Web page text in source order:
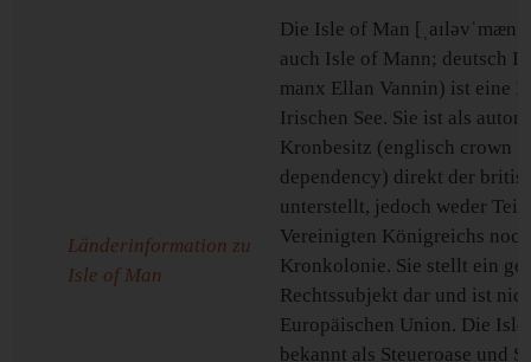
Länderinformation zu
Isle of Man
Die Isle of Man
auch Isle of Mann; deutsch
manx Ellan Vannin) ist eine
Irischen See. Sie ist als
Kronbesitz (englisch crown
dependency) direkt der
unterstellt, jedoch weder Teil
Vereinigten Königreichs
Kronkolonie. Sie stellt ein
Rechtssubjekt dar und ist
Europäischen Union. Die
bekannt als Steueroase und